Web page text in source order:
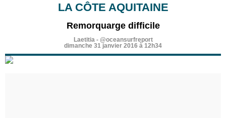
LA CÔTE AQUITAINE
Remorquarge difficile
Laetitia- @oceansurfreport
dimanche 31 janvier 2016 à 12h34